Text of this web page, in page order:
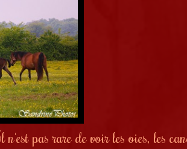
pas rare de voir les oies, les